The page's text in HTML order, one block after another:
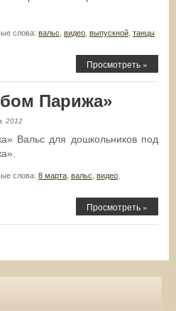
слова: вальс видео выпускной танцы
Просмотреть »
Парижа»
2012
Вальс для дошкольников под
слова: 8 марта вальс видео
Просмотреть »